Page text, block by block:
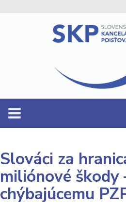
Slováci za
miliónové
chýbajúcemu